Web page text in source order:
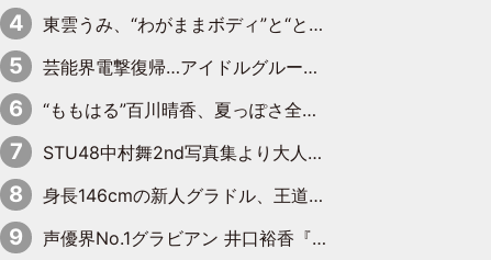
東雲うみ、“わがままボディ”と“とんでもない衣装”で誘惑「パーフェクトなスタイル」「くびれがステキ」「やみつきになるボディ」
芸能界電撃復帰…アイドルグループに新たに加入
“ももはる”百川晴香、夏っぽさ全開の浴衣姿がキュート「とても似合ってる」「爽やかで良い」「袖をギュッとしてるのが最高」
STU48中村舞2nd写真集より大人の魅力にさらに磨きがかかった新先行カット到着
身長146cmの新人グラドル、王道ビーチからプールサイドそしてゴールドビキニまで…DVDデビュー作で躍動
声優界No.1グラビアン 井口裕香『FLASH』表紙＆巻頭を飾る